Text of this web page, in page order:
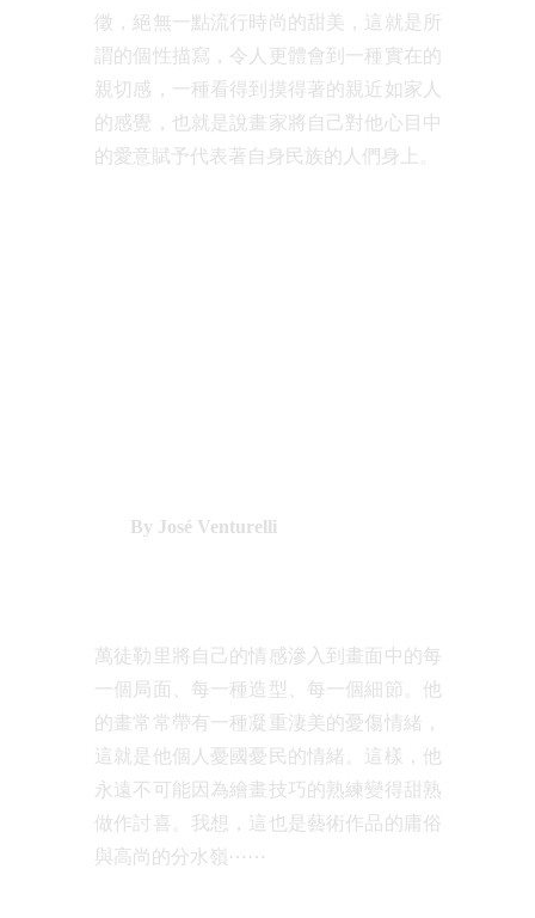
徵，絕無一點流行時尚的甜美，這就是所
謂的個性描寫，令人更體會到一種實在的
親切感，一種看得到摸得著的親近如家人
的感覺，也就是說畫家將自己對他心目中
的愛意賦予代表著自身民族的人們身上。
萬徒勒里將自己的情感滲入到畫面中的每
一個局面、每一種造型、每一個細節。他
的畫常常帶有一種凝重淒美的憂傷情緒，
這就是他個人憂國憂民的情緒。這樣，他
永遠不可能因為繪畫技巧的熟練變得甜熟
做作討喜。我想，這也是藝術作品的庸俗
與高尚的分水嶺⋯⋯
By José Venturelli